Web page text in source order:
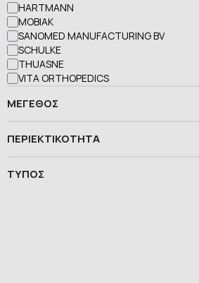
HARTMANN
MOBIAK
SANOMED MANUFACTURING BV
SCHULKE
THUASNE
VITA ORTHOPEDICS
ΜΈΓΕΘΟΣ
ΠΕΡΙΕΚΤΙΚΟΤΗΤΑ
ΤΥΠOΣ